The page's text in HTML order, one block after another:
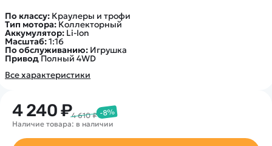
По классу: Краулеры и трофи
Тип мотора:Коллекторный
Аккумулятор: Li-Ion
Масштаб:1:16
По обслуживанию: Игрушка
ПриводПолный 4WD
Все характеристики
4 240 ₽4 610 ₽ -8%
Наличие товара: в наличии